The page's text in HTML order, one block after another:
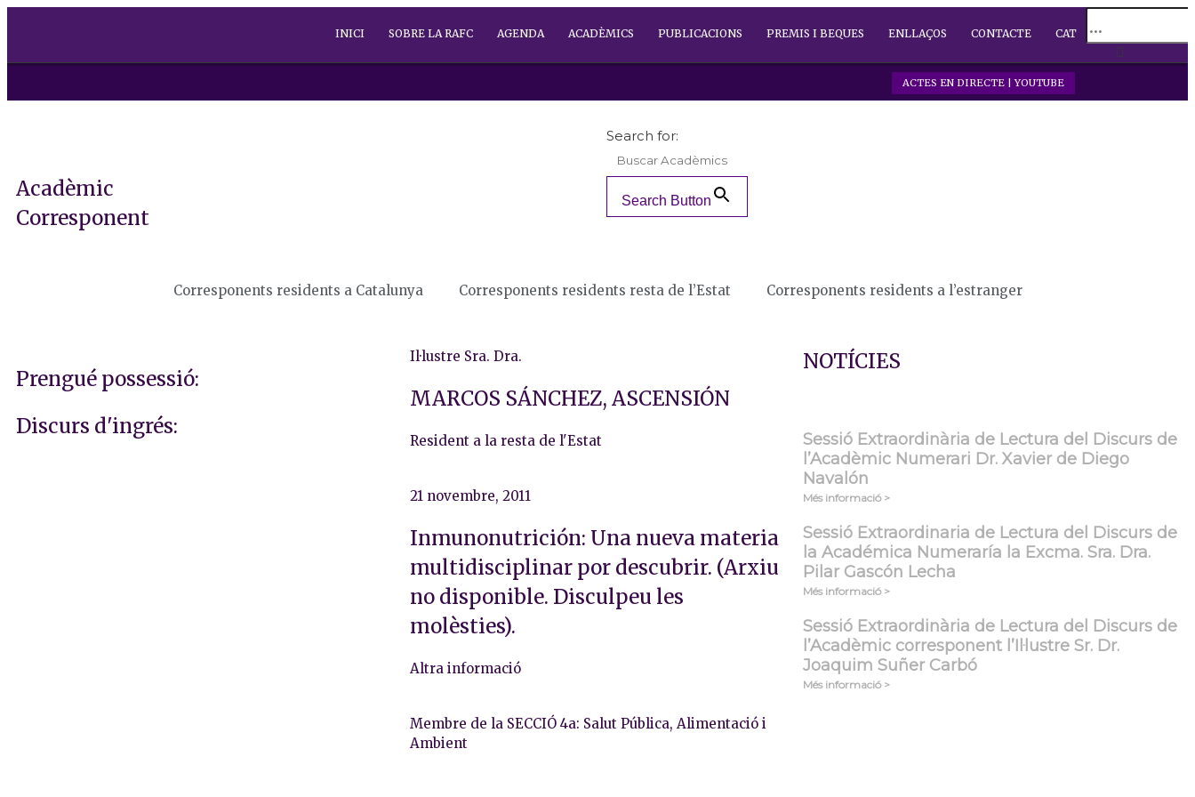
INICI SOBRE LA RAFC AGENDA ACADÈMICS PUBLICACIONS PREMIS I BEQUES ENLLAÇOS CONTACTE CAT
ACTES EN DIRECTE | YOUTUBE
Acadèmic
Corresponent
Search for:
Search Button
Corresponents residents a Catalunya Corresponents residents resta de l’Estat Corresponents residents a l’estranger
Prengué possessió:
Discurs d'ingrés:
Il·lustre Sra. Dra.
MARCOS SÁNCHEZ, ASCENSIÓN
Resident a la resta de l'Estat
21 novembre, 2011
Inmunonutrición: Una nueva materia
multidisciplinar por descubrir. (Arxiu
no disponible. Disculpeu les
molèsties).
Altra informació
Membre de la SECCIÓ 4a: Salut Pública, Alimentació i
Ambient
NOTÍCIES
Sessió Extraordinària de Lectura del Discurs de
l’Acadèmic Numerari Dr. Xavier de Diego
Navalón
Més informació >
Sessió Extraordinaria de Lectura del Discurs de
la Académica Numeraría la Excma. Sra. Dra.
Pilar Gascón Lecha
Més informació >
Sessió Extraordinària de Lectura del Discurs de
l’Acadèmic corresponent l’Il·lustre Sr. Dr.
Joaquim Suñer Carbó
Més informació >